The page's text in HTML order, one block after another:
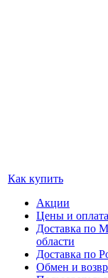
Как купить
Акции
Цены и оплата
Доставка по
области
Доставка по
Обмен и